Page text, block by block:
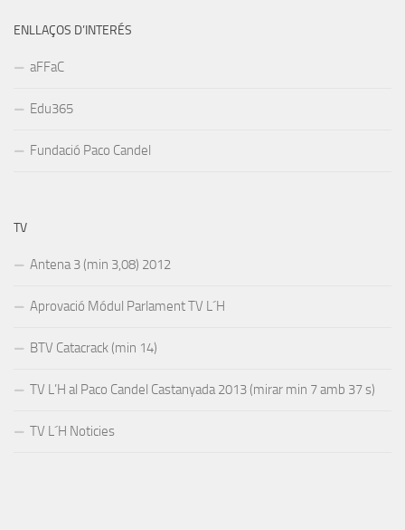
ENLLAÇOS D’INTERÉS
aFFaC
Edu365
Fundació Paco Candel
TV
Antena 3 (min 3,08) 2012
Aprovació Módul Parlament TV L´H
BTV Catacrack (min 14)
TV L’H al Paco Candel Castanyada 2013 (mirar min 7 amb 37 s)
TV L´H Noticies